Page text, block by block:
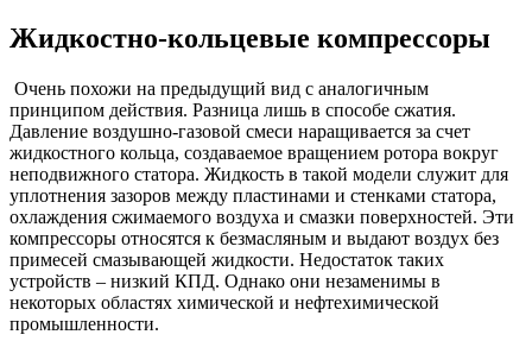
Жидкостно-кольцевые компрессоры
Очень похожи на предыдущий вид с аналогичным
принципом действия. Разница лишь в способе сжатия.
Давление воздушно-газовой смеси наращивается за счет
жидкостного кольца, создаваемое вращением ротора вокруг
неподвижного статора. Жидкость в такой модели служит для
уплотнения зазоров между пластинами и стенками статора,
охлаждения сжимаемого воздуха и смазки поверхностей. Эти
компрессоры относятся к безмасляным и выдают воздух без
примесей смазывающей жидкости. Недостаток таких
устройств – низкий КПД. Однако они незаменимы в
некоторых областях химической и нефтехимической
промышленности.